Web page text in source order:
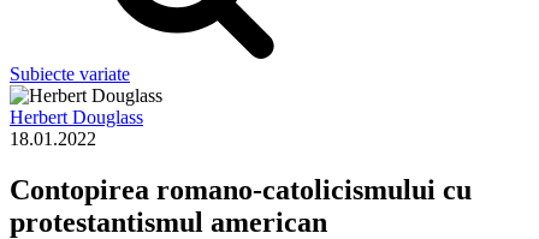
Subiecte variate
Herbert Douglass
18.01.2022
Contopirea romano-catolicismului cu
protestantismul american